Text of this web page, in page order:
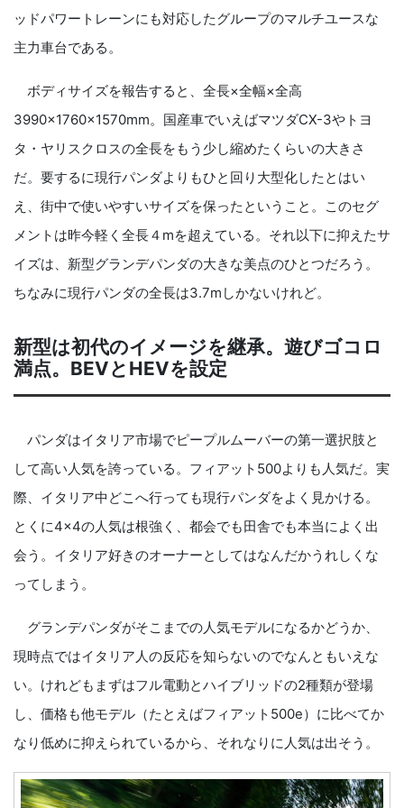
ッドパワートレーンにも対応したグループのマルチユースな
主力車台である。
ボディサイズを報告すると、全長×全幅×全高
3990×1760×1570mm。国産車でいえばマツダCX-3やトヨ
タ・ヤリスクロスの全長をもう少し縮めたくらいの大きさ
だ。要するに現行パンダよりもひと回り大型化したとはい
え、街中で使いやすいサイズを保ったということ。このセグ
メントは昨今軽く全長４mを超えている。それ以下に抑えたサ
イズは、新型グランデパンダの大きな美点のひとつだろう。
ちなみに現行パンダの全長は3.7mしかないけれど。
新型は初代のイメージを継承。遊びゴコロ
満点。BEVとHEVを設定
パンダはイタリア市場でピープルムーバーの第一選択肢と
して高い人気を誇っている。フィアット500よりも人気だ。実
際、イタリア中どこへ行っても現行パンダをよく見かける。
とくに4×4の人気は根強く、都会でも田舎でも本当によく出
会う。イタリア好きのオーナーとしてはなんだかうれしくな
ってしまう。
グランデパンダがそこまでの人気モデルになるかどうか、
現時点ではイタリア人の反応を知らないのでなんともいえな
い。けれどもまずはフル電動とハイブリッドの2種類が登場
し、価格も他モデル（たとえばフィアット500e）に比べてか
なり低めに抑えられているから、それなりに人気は出そう。